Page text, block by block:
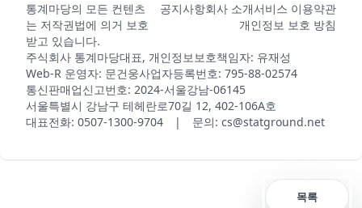
통계마당의 모든 컨텐츠
는 저작권법에 의거 보호
받고 있습니다.
공지사항회사 소개서비스 이용약관
개인정보 보호 방침
주식회사 통계마당대표, 개인정보보호책임자: 유재성
Web-R 운영자: 문건웅사업자등록번호: 795-88-02574
통신판매업신고번호: 2024-서울강남-06145
서울특별시 강남구 테헤란로70길 12, 402-106A호
대표전화: 0507-1300-9704 | 문의: cs@statground.net
목록